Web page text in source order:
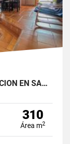
CASA FINCA DE 310 M2 EN PARCELACION EN SANTA ELENA / LOTE DE 6.450 M2
310
Área m2